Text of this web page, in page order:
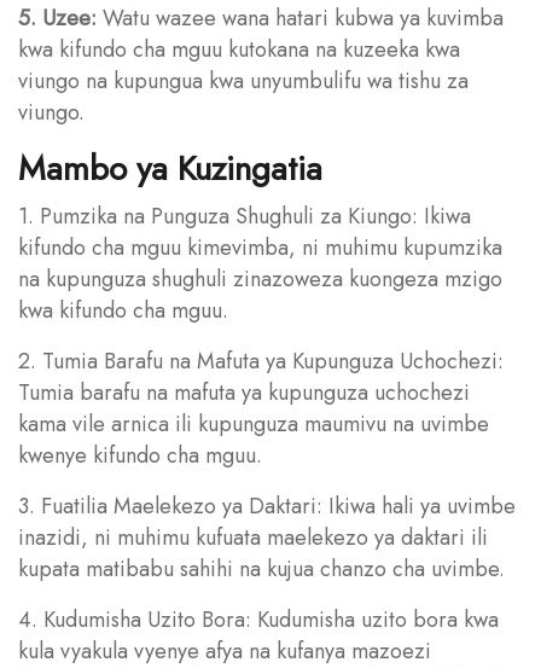
5. Uzee: Watu wazee wana hatari kubwa ya kuvimba
kwa kifundo cha mguu kutokana na kuzeeka kwa
viungo na kupungua kwa unyumbulifu wa tishu za
viungo.
Mambo ya Kuzingatia
1. Pumzika na Punguza Shughuli za Kiungo: Ikiwa
kifundo cha mguu kimevimba, ni muhimu kupumzika
na kupunguza shughuli zinazoweza kuongeza mzigo
kwa kifundo cha mguu.
2. Tumia Barafu na Mafuta ya Kupunguza Uchochezi:
Tumia barafu na mafuta ya kupunguza uchochezi
kama vile arnica ili kupunguza maumivu na uvimbe
kwenye kifundo cha mguu.
3. Fuatilia Maelekezo ya Daktari: Ikiwa hali ya uvimbe
inazidi, ni muhimu kufuata maelekezo ya daktari ili
kupata matibabu sahihi na kujua chanzo cha uvimbe.
4. Kudumisha Uzito Bora: Kudumisha uzito bora kwa
kula vyakula vyenye afya na kufanya mazoezi